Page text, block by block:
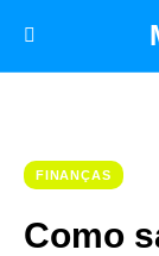
FINANÇAS
Como